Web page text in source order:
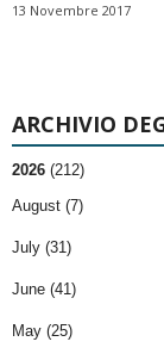
13 Novembre 2017
ARCHIVIO
2026 (212)
August (7)
July (31)
June (41)
May (25)